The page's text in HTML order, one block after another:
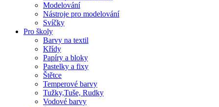
Modelování
Nástroje pro modelování
Svíčky
Pro školy
Barvy na textil
Křídy
Papíry a bloky
Pastelky a fixy
Štětce
Temperové barvy
Tužky,Tuše, Rudky
Vodové barvy